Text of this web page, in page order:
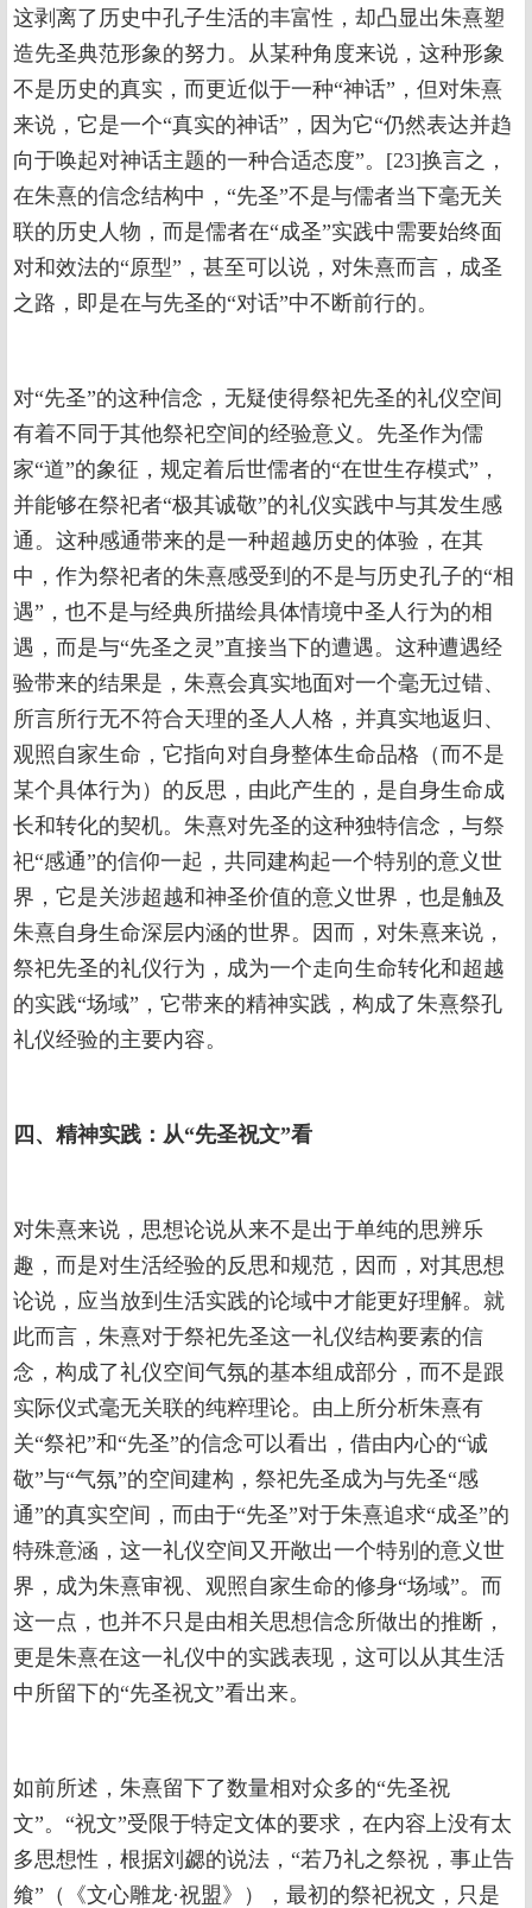
这剥离了历史中孔子生活的丰富性，却凸显出朱熹塑
造先圣典范形象的努力。从某种角度来说，这种形象
不是历史的真实，而更近似于一种“神话”，但对朱熹
来说，它是一个“真实的神话”，因为它“仍然表达并趋
向于唤起对神话主题的一种合适态度”。[23]换言之，
在朱熹的信念结构中，“先圣”不是与儒者当下毫无关
联的历史人物，而是儒者在“成圣”实践中需要始终面
对和效法的“原型”，甚至可以说，对朱熹而言，成圣
之路，即是在与先圣的“对话”中不断前行的。
对“先圣”的这种信念，无疑使得祭祀先圣的礼仪空间
有着不同于其他祭祀空间的经验意义。先圣作为儒
家“道”的象征，规定着后世儒者的“在世生存模式”，
并能够在祭祀者“极其诚敬”的礼仪实践中与其发生感
通。这种感通带来的是一种超越历史的体验，在其
中，作为祭祀者的朱熹感受到的不是与历史孔子的“相
遇”，也不是与经典所描绘具体情境中圣人行为的相
遇，而是与“先圣之灵”直接当下的遭遇。这种遭遇经
验带来的结果是，朱熹会真实地面对一个毫无过错、
所言所行无不符合天理的圣人人格，并真实地返归、
观照自家生命，它指向对自身整体生命品格（而不是
某个具体行为）的反思，由此产生的，是自身生命成
长和转化的契机。朱熹对先圣的这种独特信念，与祭
祀“感通”的信仰一起，共同建构起一个特别的意义世
界，它是关涉超越和神圣价值的意义世界，也是触及
朱熹自身生命深层内涵的世界。因而，对朱熹来说，
祭祀先圣的礼仪行为，成为一个走向生命转化和超越
的实践“场域”，它带来的精神实践，构成了朱熹祭孔
礼仪经验的主要内容。
四、精神实践：从“先圣祝文”看
对朱熹来说，思想论说从来不是出于单纯的思辨乐
趣，而是对生活经验的反思和规范，因而，对其思想
论说，应当放到生活实践的论域中才能更好理解。就
此而言，朱熹对于祭祀先圣这一礼仪结构要素的信
念，构成了礼仪空间气氛的基本组成部分，而不是跟
实际仪式毫无关联的纯粹理论。由上所分析朱熹有
关“祭祀”和“先圣”的信念可以看出，借由内心的“诚
敬”与“气氛”的空间建构，祭祀先圣成为与先圣“感
通”的真实空间，而由于“先圣”对于朱熹追求“成圣”的
特殊意涵，这一礼仪空间又开敞出一个特别的意义世
界，成为朱熹审视、观照自家生命的修身“场域”。而
这一点，也并不只是由相关思想信念所做出的推断，
更是朱熹在这一礼仪中的实践表现，这可以从其生活
中所留下的“先圣祝文”看出来。
如前所述，朱熹留下了数量相对众多的“先圣祝
文”。“祝文”受限于特定文体的要求，在内容上没有太
多思想性，根据刘勰的说法，“若乃礼之祭祝，事止告
飨”（《文心雕龙·祝盟》），最初的祭祀祝文，只是